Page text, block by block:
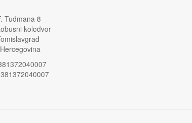
Tuđmana 8
kolodvor